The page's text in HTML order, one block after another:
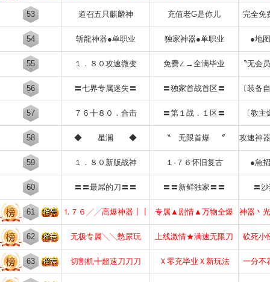
53 道召五只麒麟神 充值老G是你儿 完全免
54 斩龍神器●单职业 独家神器●单职业 ●地
55 １．８０攻速微变 免费∠→全满毕业 〝无会
56 〓七界专属迷失〓 〓独家首战首区〓 〔装备
57 ７６╋８０．合击 〓第１战．１区〓 〔教
58 ◆ 星澜 ◆ 〝 无限首爆 〞 攻速神
59 １．８０新版战神 １·７６怀旧复古 ●急
60 〓〓最屌的刀〓〓 〓〓新鲜独家〓〓 〓
61 ⒈７６╱╱高爆神器┃┃ 专属▲剧情▲万物全爆 神器丶
62 无极专属╲╲憋尿玩 上线激情★满速无限刀 砍死小
63 切割机╋超速刀刀刀 Ｘ零充毕业Ｘ新玩法 一分